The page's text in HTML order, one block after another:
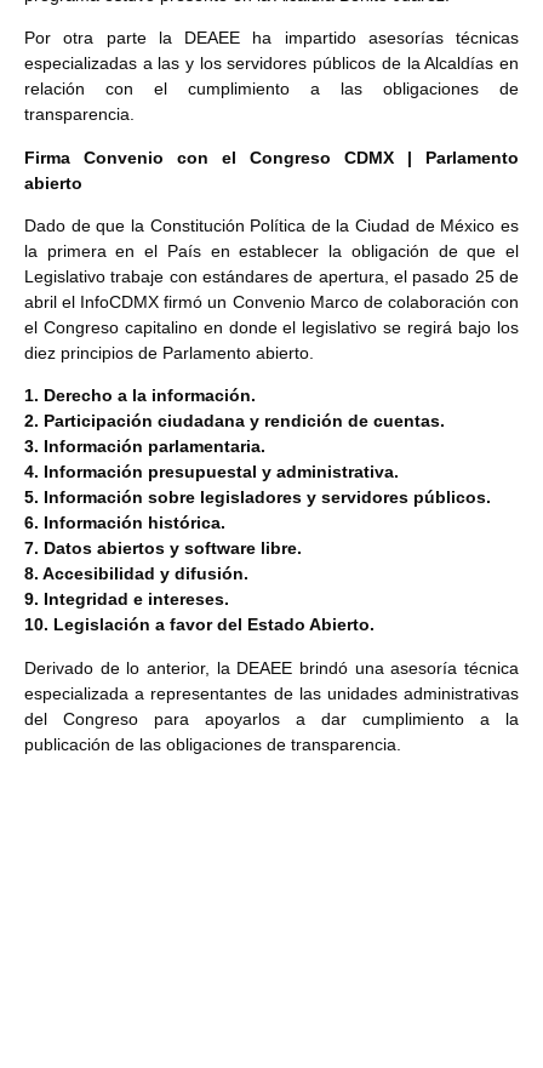
Por otra parte la DEAEE ha impartido asesorías técnicas
especializadas a las y los servidores públicos de la Alcaldías en
relación con el cumplimiento a las obligaciones de
transparencia.
Firma Convenio con el Congreso CDMX | Parlamento
abierto
Dado de que la Constitución Política de la Ciudad de México es
la primera en el País en establecer la obligación de que el
Legislativo trabaje con estándares de apertura, el pasado 25 de
abril el InfoCDMX firmó un Convenio Marco de colaboración con
el Congreso capitalino en donde el legislativo se regirá bajo los
diez principios de Parlamento abierto.
1. Derecho a la información.
2. Participación ciudadana y rendición de cuentas.
3. Información parlamentaria.
4. Información presupuestal y administrativa.
5. Información sobre legisladores y servidores públicos.
6. Información histórica.
7. Datos abiertos y software libre.
8. Accesibilidad y difusión.
9. Integridad e intereses.
10. Legislación a favor del Estado Abierto.
Derivado de lo anterior, la DEAEE brindó una asesoría técnica
especializada a representantes de las unidades administrativas
del Congreso para apoyarlos a dar cumplimiento a la
publicación de las obligaciones de transparencia.